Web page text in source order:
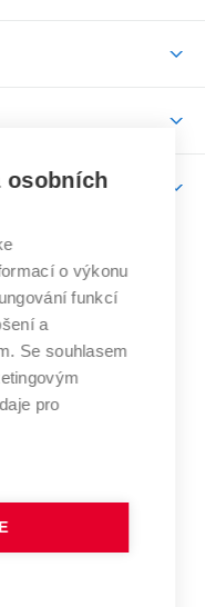
učení
technické
Brně
osobních
o výkonu
funkcí
a
Se souhlasem
pro